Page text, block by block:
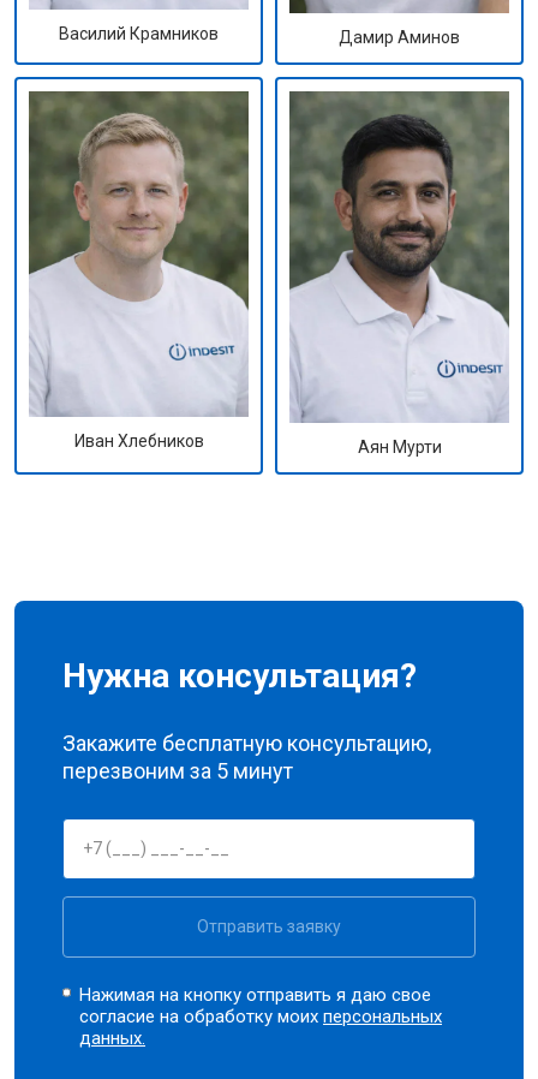
Василий Крамников Дамир Аминов
Иван Хлебников Аян Мурти
Нужна консультация?
Закажите бесплатную консультацию,
перезвоним за 5 минут
Отправить заявку
Нажимая на кнопку отправить я даю свое
согласие на обработку моихперсональных
данных.